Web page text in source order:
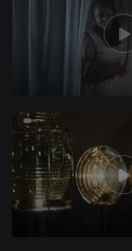
582672